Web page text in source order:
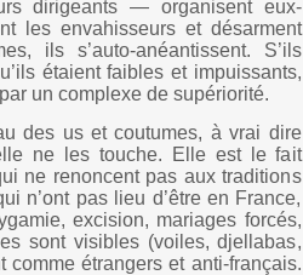
dirigeants — organisent eux-
les envahisseurs et désarment
ils s’auto-anéantissent. S’ils
étaient faibles et impuissants,
un complexe de supériorité.
des us et coutumes, à vrai dire
ne les touche. Elle est le fait
ne renoncent pas aux traditions
n’ont pas lieu d’être en France,
excision, mariages forcés,
sont visibles (voiles, djellabas,
comme étrangers et anti-français.